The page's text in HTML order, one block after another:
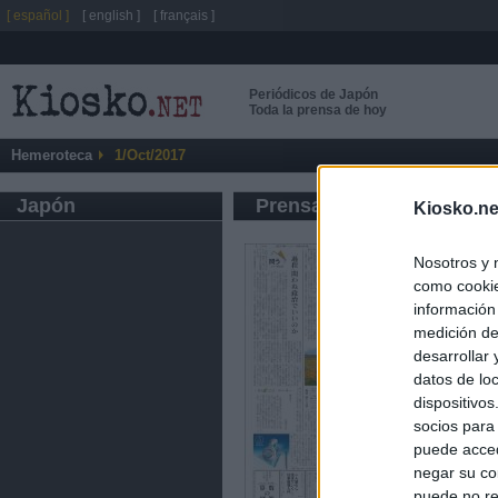
Nosotros y
como
medición
desarrollar
datos de
socios
puede
negar su
Periódicos de Japón
Toda la prensa de hoy
Hemeroteca 1/Oct/2017
Japón Prensa de Información
[ español ] [ english ] [ français ]